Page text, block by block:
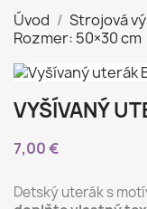
Úvod Strojová
Rozmer: 50×30 cm
VYŠÍVANÝ
7,00 €
Detský uterák s